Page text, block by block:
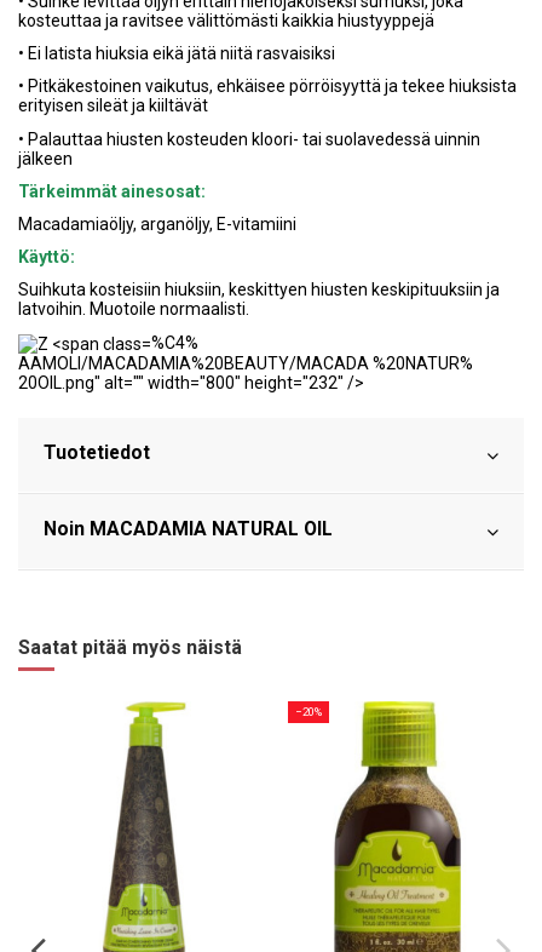
kosteuttaa ja ravitsee välittömästi kaikkia hiustyyppejä
• Ei latista hiuksia eikä jätä niitä rasvaisiksi
• Pitkäkestoinen vaikutus, ehkäisee pörröisyyttä ja tekee hiuksista
erityisen sileät ja kiiltävät
• Palauttaa hiusten kosteuden kloori- tai suolavedessä uinnin
jälkeen
Tärkeimmät ainesosat:
Macadamiaöljy, arganöljy, E-vitamiini
Käyttö:
Suihkuta kosteisiin hiuksiin, keskittyen hiusten keskipituuksiin ja
latvoihin. Muotoile normaalisti.
%C4%
AAMOLI/MACADAMIA%20BEAUTY/MACADA %20NATUR%
20OIL.png" alt="" width="800" height="232" />
Tuotetiedot
Noin MACADAMIA NATURAL OIL
Saatat pitää myös näistä
−20%